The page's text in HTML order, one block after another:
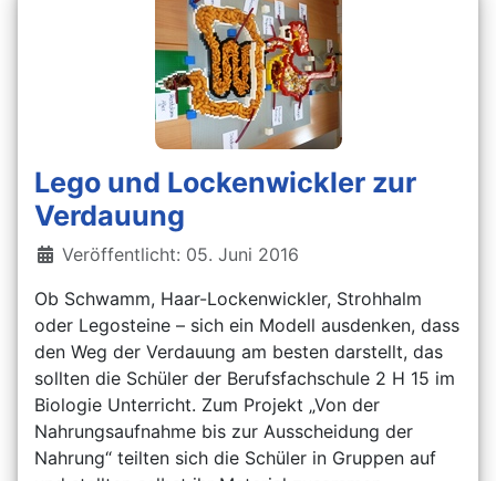
Lego und Lockenwickler zur
Verdauung
Details
Veröffentlicht: 05. Juni 2016
Ob Schwamm, Haar-Lockenwickler, Strohhalm
oder Legosteine – sich ein Modell ausdenken, dass
den Weg der Verdauung am besten darstellt, das
sollten die Schüler der Berufsfachschule 2 H 15 im
Biologie Unterricht. Zum Projekt „Von der
Nahrungsaufnahme bis zur Ausscheidung der
Nahrung“ teilten sich die Schüler in Gruppen auf